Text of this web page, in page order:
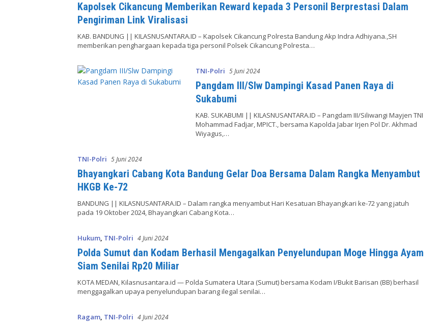
Kapolsek Cikancung Memberikan Reward kepada 3 Personil Berprestasi Dalam
Pengiriman Link Viralisasi
KAB. BANDUNG || KILASNUSANTARA.ID – Kapolsek Cikancung Polresta Bandung Akp Indra Adhiyana.,SH
memberikan penghargaan kepada tiga personil Polsek Cikancung Polresta…
TNI-Polri 5 Juni 2024
Pangdam III/Slw Dampingi Kasad Panen Raya di
Sukabumi
KAB. SUKABUMI || KILASNUSANTARA.ID – Pangdam III/Siliwangi Mayjen TNI
Mohammad Fadjar, MPICT., bersama Kapolda Jabar Irjen Pol Dr. Akhmad
Wiyagus,…
TNI-Polri 5 Juni 2024
Bhayangkari Cabang Kota Bandung Gelar Doa Bersama Dalam Rangka Menyambut
HKGB Ke-72
BANDUNG || KILASNUSANTARA.ID – Dalam rangka menyambut Hari Kesatuan Bhayangkari ke-72 yang jatuh
pada 19 Oktober 2024, Bhayangkari Cabang Kota…
Hukum, TNI-Polri 4 Juni 2024
Polda Sumut dan Kodam Berhasil Mengagalkan Penyelundupan Moge Hingga Ayam
Siam Senilai Rp20 Miliar
KOTA MEDAN, Kilasnusantara.id — Polda Sumatera Utara (Sumut) bersama Kodam I/Bukit Barisan (BB) berhasil
menggagalkan upaya penyelundupan barang ilegal senilai…
Ragam, TNI-Polri 4 Juni 2024